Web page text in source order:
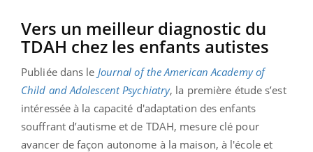
Vers un meilleur diagnostic du
TDAH chez les enfants autistes
Publiée dans le Journal of the American Academy of
Child and Adolescent Psychiatry, la première étude s’est
intéressée à la capacité d'adaptation des enfants
souffrant d’autisme et de TDAH, mesure clé pour
avancer de façon autonome à la maison, à l'école et